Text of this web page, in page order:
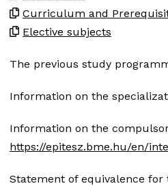
Curriculum and
Elective subjects
The previous study
Information on the
Information on the
https://epitesz.bme.hu/en/
Statement of equivalence